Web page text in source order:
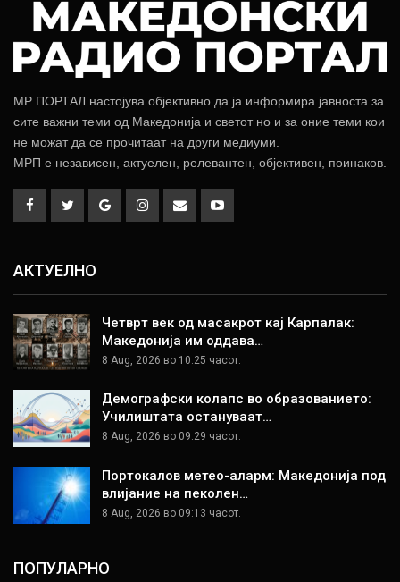
МР ПОРТАЛ настојува објективно да ја информира јавноста за
сите важни теми од Македонија и светот но и за оние теми кои
не можат да се прочитаат на други медиуми.
МРП е независен, актуелен, релевантен, објективен, поинаков.
АКТУЕЛНО
Четврт век од масакрот кај Карпалак:
Македонија им оддава…
8 Aug, 2026 во 10:25 часот.
Демографски колапс во образованието:
Училиштата остануваат…
8 Aug, 2026 во 09:29 часот.
Портокалов метео-аларм: Македонија под
влијание на пеколен…
8 Aug, 2026 во 09:13 часот.
ПОПУЛАРНО